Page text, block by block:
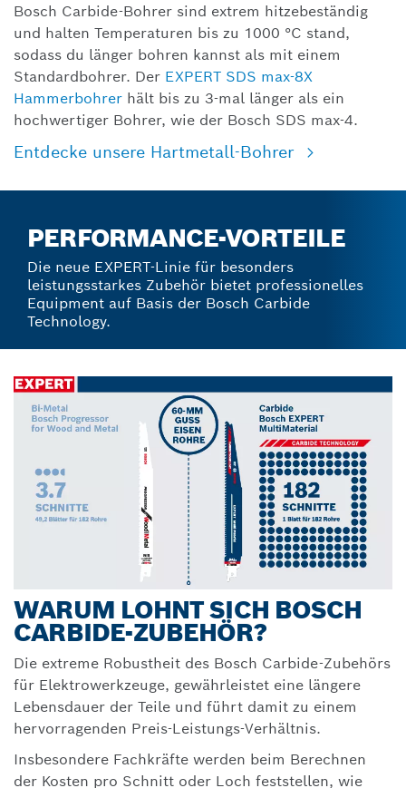
Bosch Carbide-Bohrer sind extrem hitzebeständig
und halten Temperaturen bis zu 1000 °C stand,
sodass du länger bohren kannst als mit einem
Standardbohrer. Der EXPERT SDS max-8X
Hammerbohrer hält bis zu 3-mal länger als ein
hochwertiger Bohrer, wie der Bosch SDS max-4.
Entdecke unsere Hartmetall-Bohrer
PERFORMANCE-VORTEILE
Die neue EXPERT-Linie für besonders
leistungsstarkes Zubehör bietet professionelles
Equipment auf Basis der Bosch Carbide
Technology.
WARUM LOHNT SICH BOSCH
CARBIDE-ZUBEHÖR?
Die extreme Robustheit des Bosch Carbide-Zubehörs
für Elektrowerkzeuge, gewährleistet eine längere
Lebensdauer der Teile und führt damit zu einem
hervorragenden Preis-Leistungs-Verhältnis.
Insbesondere Fachkräfte werden beim Berechnen
der Kosten pro Schnitt oder Loch feststellen, wie